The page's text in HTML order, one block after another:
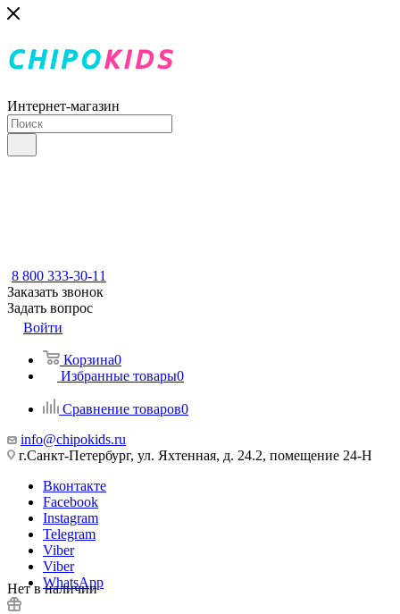
Интернет-магазин
8 800 333-30-11
Заказать звонок
Задать вопрос
Войти
Корзина0
Избранные товары0
Сравнение товаров0
info@chipokids.ru
г.Санкт-Петербург, ул. Яхтенная, д. 24.2, помещение 24-Н
Вконтакте
Facebook
Instagram
Telegram
Viber
Viber
WhatsApp
Нет в наличии